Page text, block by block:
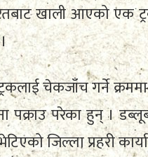
खाली आएको एक
चेकजाँच गर्ने
पक्राउ परेका हुन् ।
जिल्ला प्रहरी